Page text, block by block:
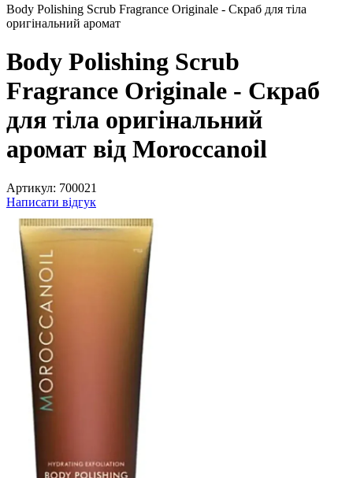
Body Polishing Scrub Fragrance Originale - Скраб для тіла
оригінальний аромат
Body Polishing Scrub
Fragrance Originale - Скраб
для тіла оригінальний
аромат від Moroccanoil
Артикул: 700021
Написати відгук